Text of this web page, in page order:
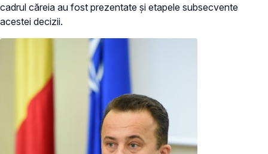
cadrul căreia au fost prezentate și etapele subsecvente
acestei decizii.